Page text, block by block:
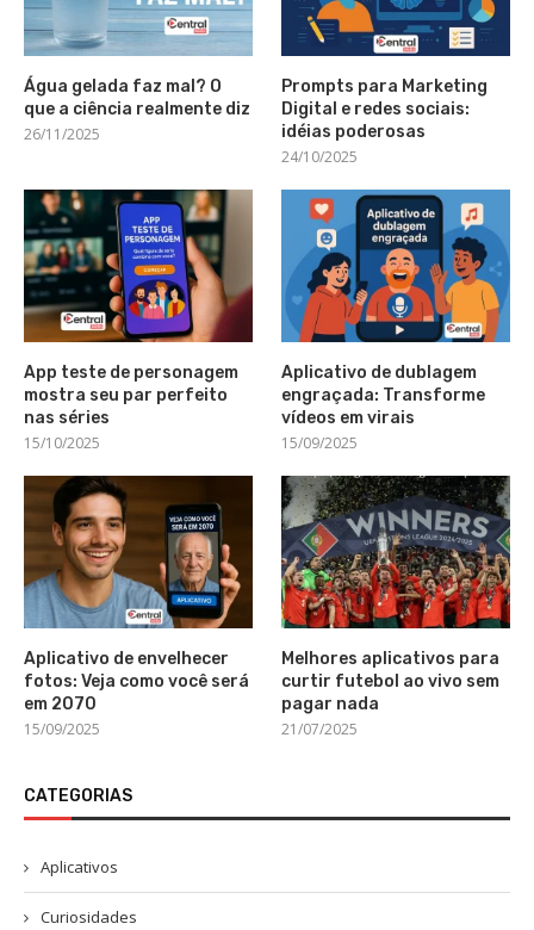
Água gelada faz mal? O
que a ciência realmente diz
26/11/2025
Prompts para Marketing
Digital e redes sociais:
idéias poderosas
24/10/2025
App teste de personagem
mostra seu par perfeito
nas séries
15/10/2025
Aplicativo de dublagem
engraçada: Transforme
vídeos em virais
15/09/2025
Aplicativo de envelhecer
fotos: Veja como você será
em 2070
15/09/2025
Melhores aplicativos para
curtir futebol ao vivo sem
pagar nada
21/07/2025
CATEGORIAS
Aplicativos
Curiosidades